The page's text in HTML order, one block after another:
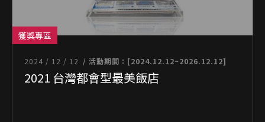
獲獎專區
2024 / 12 / 12 / 活動期間：[2024.12.12~2026.12.12]
2021 台灣都會型最美飯店